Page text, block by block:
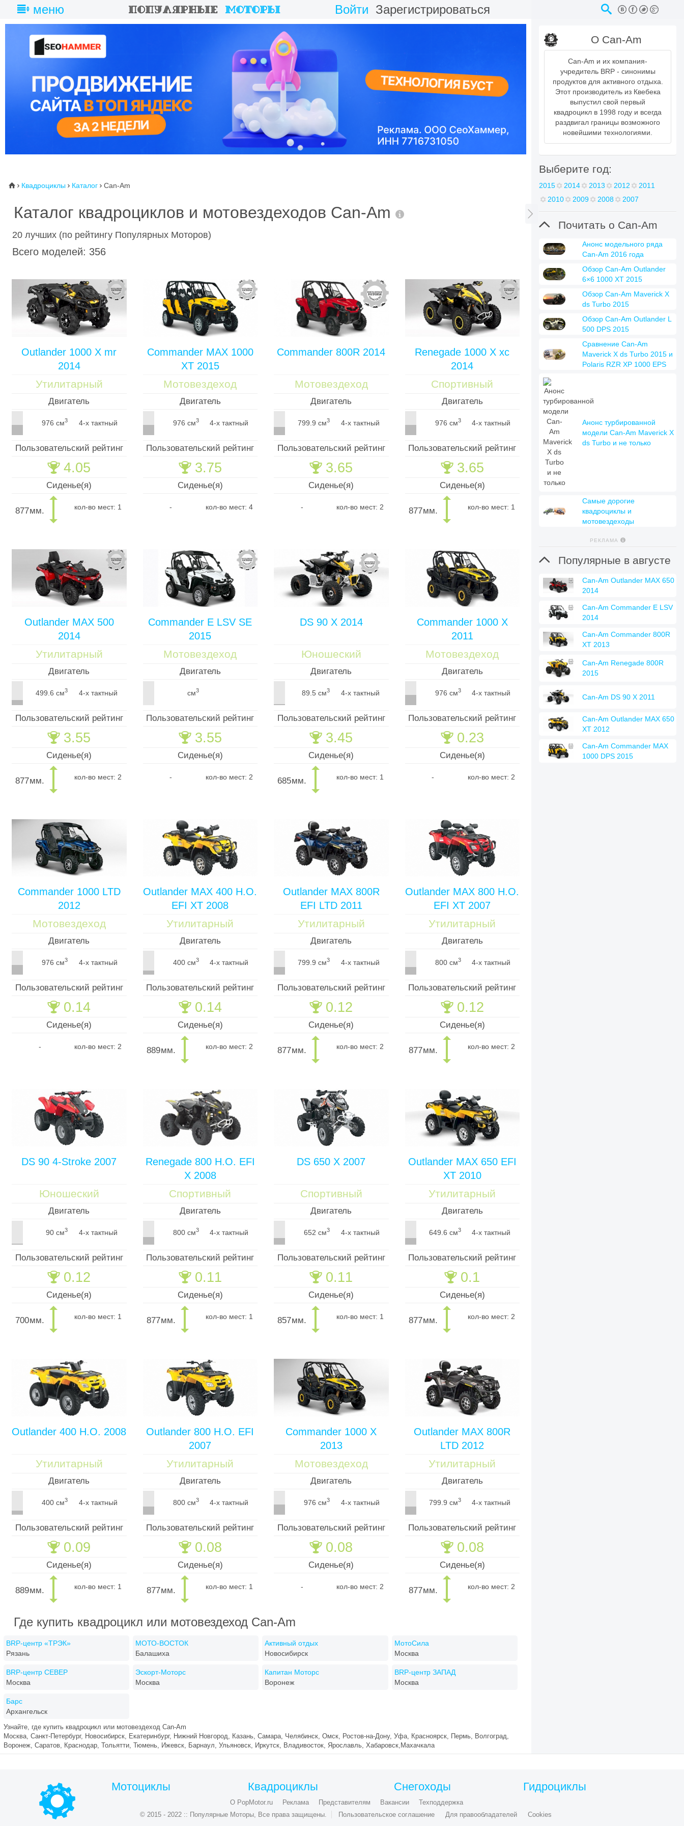
меню Войти Зарегистрироваться
⌂  Квадроциклы  Каталог  Can-Am
Каталог квадроциклов и мотовездеходов Can-Am
20 лучших (по рейтингу Популярных Моторов)
Всего моделей: 356
Outlander 1000 X mr
2014
Утилитарный
Двигатель
976 см3 4-х тактный
Пользовательский рейтинг
🏆 4.05
Сиденье(я)
877мм. кол-во мест: 1
Commander MAX 1000
XT 2015
Мотовездеход
Двигатель
976 см3 4-х тактный
Пользовательский рейтинг
🏆 3.75
Сиденье(я)
- кол-во мест: 4
Commander 800R 2014
Мотовездеход
Двигатель
799.9 см3 4-х тактный
Пользовательский рейтинг
🏆 3.65
Сиденье(я)
- кол-во мест: 2
Renegade 1000 X xc
2014
Спортивный
Двигатель
976 см3 4-х тактный
Пользовательский рейтинг
🏆 3.65
Сиденье(я)
877мм. кол-во мест: 1
Outlander MAX 500
2014
Утилитарный
Двигатель
499.6 см3 4-х тактный
Пользовательский рейтинг
🏆 3.55
Сиденье(я)
877мм. кол-во мест: 2
Commander E LSV SE
2015
Мотовездеход
Двигатель
см3
Пользовательский рейтинг
🏆 3.55
Сиденье(я)
- кол-во мест: 2
DS 90 X 2014
Юношеский
Двигатель
89.5 см3 4-х тактный
Пользовательский рейтинг
🏆 3.45
Сиденье(я)
685мм. кол-во мест: 1
Commander 1000 X
2011
Мотовездеход
Двигатель
976 см3 4-х тактный
Пользовательский рейтинг
🏆 0.23
Сиденье(я)
- кол-во мест: 2
Commander 1000 LTD
2012
Мотовездеход
Двигатель
976 см3 4-х тактный
Пользовательский рейтинг
🏆 0.14
Сиденье(я)
- кол-во мест: 2
Outlander MAX 400 H.O.
EFI XT 2008
Утилитарный
Двигатель
400 см3 4-х тактный
Пользовательский рейтинг
🏆 0.14
Сиденье(я)
889мм. кол-во мест: 2
Outlander MAX 800R
EFI LTD 2011
Утилитарный
Двигатель
799.9 см3 4-х тактный
Пользовательский рейтинг
🏆 0.12
Сиденье(я)
877мм. кол-во мест: 2
Outlander MAX 800 H.O.
EFI XT 2007
Утилитарный
Двигатель
800 см3 4-х тактный
Пользовательский рейтинг
🏆 0.12
Сиденье(я)
877мм. кол-во мест: 2
DS 90 4-Stroke 2007
Юношеский
Двигатель
90 см3 4-х тактный
Пользовательский рейтинг
🏆 0.12
Сиденье(я)
700мм. кол-во мест: 1
Renegade 800 H.O. EFI
X 2008
Спортивный
Двигатель
800 см3 4-х тактный
Пользовательский рейтинг
🏆 0.11
Сиденье(я)
877мм. кол-во мест: 1
DS 650 X 2007
Спортивный
Двигатель
652 см3 4-х тактный
Пользовательский рейтинг
🏆 0.11
Сиденье(я)
857мм. кол-во мест: 1
Outlander MAX 650 EFI
XT 2010
Утилитарный
Двигатель
649.6 см3 4-х тактный
Пользовательский рейтинг
🏆 0.1
Сиденье(я)
877мм. кол-во мест: 2
Outlander 400 H.O. 2008
Утилитарный
Двигатель
400 см3 4-х тактный
Пользовательский рейтинг
🏆 0.09
Сиденье(я)
889мм. кол-во мест: 1
Outlander 800 H.O. EFI
2007
Утилитарный
Двигатель
800 см3 4-х тактный
Пользовательский рейтинг
🏆 0.08
Сиденье(я)
877мм. кол-во мест: 1
Commander 1000 X
2013
Мотовездеход
Двигатель
976 см3 4-х тактный
Пользовательский рейтинг
🏆 0.08
Сиденье(я)
- кол-во мест: 2
Outlander MAX 800R
LTD 2012
Утилитарный
Двигатель
799.9 см3 4-х тактный
Пользовательский рейтинг
🏆 0.08
Сиденье(я)
877мм. кол-во мест: 2
Где купить квадроцикл или мотовездеход Can-Am
BRP-центр «ТРЭК»
Рязань
МОТО-ВОСТОК
Балашиха
Активный отдых
Новосибирск
МотоСила
Москва
BRP-центр СЕВЕР
Москва
Эскорт-Моторс
Москва
Капитан Моторс
Воронеж
BRP-центр ЗАПАД
Москва
Барс
Архангельск
Узнайте, где купить квадроцикл или мотовездеход Can-Am
Москва, Санкт-Петербург, Новосибирск, Екатеринбург, Нижний Новгород, Казань, Самара, Челябинск, Омск, Ростов-на-Дону, Уфа, Красноярск, Пермь, Волгоград,
Воронеж, Саратов, Краснодар, Тольятти, Тюмень, Ижевск, Барнаул, Ульяновск, Иркутск, Владивосток, Ярославль, Хабаровск,Махачкала

О Can-Am
Can-Am и их компания-
учредитель BRP - синонимы
продуктов для активного отдыха.
Этот производитель из Квебека
выпустил свой первый
квадроцикл в 1998 году и всегда
раздвигал границы возможного
новейшими технологиями.
Выберите год:
2015 2014 2013 2012
2011
2010
2009 2008 2007
 Почитать о Can-Am
Анонс модельного ряда
Can-Am 2016 года
Обзор Can-Am Outlander
6×6 1000 XT 2015
Обзор Can-Am Maverick X
ds Turbo 2015
Обзор Can-Am Outlander L
500 DPS 2015
Сравнение Can-Am
Maverick X ds Turbo 2015 и
Polaris RZR XP 1000 EPS
Анонс турбированной
модели Can-Am Maverick X
ds Turbo и не только
Самые дорогие
квадроциклы и
мотовездеходы
РЕКЛАМА
 Популярные в августе
Can-Am Outlander MAX 650
2014
Can-Am Commander E LSV
2014
Can-Am Commander 800R
XT 2013
Can-Am Renegade 800R
2015
Can-Am DS 90 X 2011
Can-Am Outlander MAX 650
XT 2012
Can-Am Commander MAX
1000 DPS 2015
Мотоциклы Квадроциклы Снегоходы Гидроциклы
О PopMotor.ru Реклама Представителям Вакансии
Техподдержка
© 2015 - 2022 :: Популярные Моторы, Все права защищены.
Пользовательское соглашение Для правообладателей Cookies